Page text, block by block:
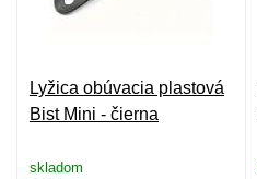
Lyžica obúvacia plastová
Bist Mini - čierna
skladom